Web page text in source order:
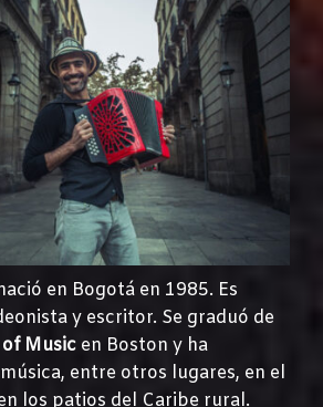
en Bogotá en 1985. Es
y escritor. Se graduó de
Music en Boston y ha
entre otros lugares, en el
los patios del Caribe rural.